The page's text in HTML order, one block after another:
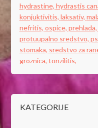
hydrastine, hydrastis
konjuktivitis, laksativ,
nefritis, ospice, prehlada,
protuupalno sredstvo,
stomaka, sredstvo za
groznica, tonzilitis,
KATEGORIJE